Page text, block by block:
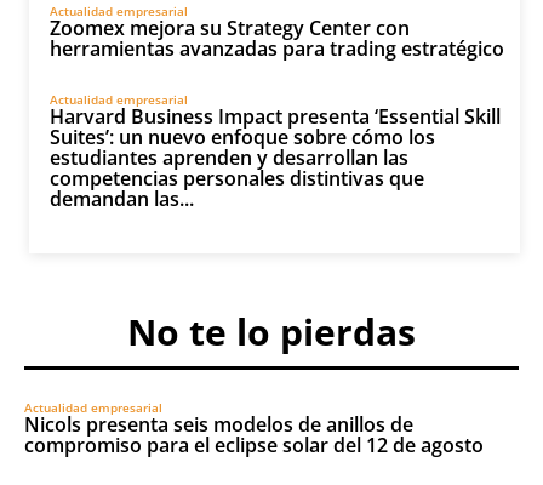
Actualidad empresarial
Zoomex mejora su Strategy Center con
herramientas avanzadas para trading estratégico
Actualidad empresarial
Harvard Business Impact presenta ‘Essential Skill
Suites’: un nuevo enfoque sobre cómo los
estudiantes aprenden y desarrollan las
competencias personales distintivas que
demandan las...
No te lo pierdas
Actualidad empresarial
Nicols presenta seis modelos de anillos de
compromiso para el eclipse solar del 12 de agosto